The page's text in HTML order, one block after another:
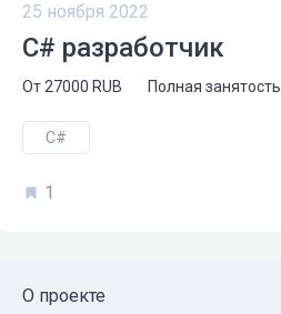
25 ноября 2022
C# разработчик
От 27000 RUB Полная занятость
C#
1
О проекте